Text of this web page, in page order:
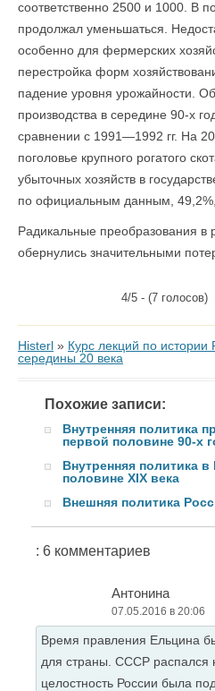
соответственно 2500 и 1000. В
продолжал уменьшаться.
особенно для фермерских
перестройка форм
падение уровня урожайности.
производства в середине 90-х
сравнении с 1991—1992 гг. На
поголовье крупного рогатого
убыточных хозяйств в
по официальным данным,
Радикальные преобразования в
обернулись значительными
4/5 - (7 голосов)
Histerl » Курс лекций по истории
середины 20 века
Похожие записи:
Внутренняя политика
первой половине 90-х
Внутренняя политика
половине XIX века
Внешняя политика
: 6 комментариев
Антонина
07.05.2016 в 20:06
Время правления Ельцина
для страны. СССР распался
целостность России была